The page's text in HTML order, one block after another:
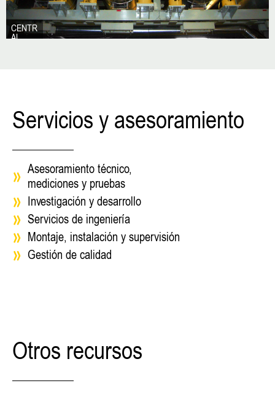
CENTR
AL
Servicios y asesoramiento
Asesoramiento técnico,
mediciones y pruebas
Investigación y desarrollo
Servicios de ingeniería
Montaje, instalación y supervisión
Gestión de calidad
Otros recursos